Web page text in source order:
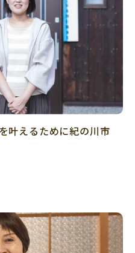
叶えるために紀の川市